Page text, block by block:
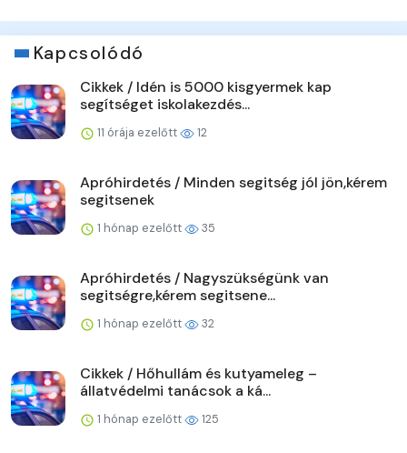
Kapcsolódó
Cikkek / Idén is 5000 kisgyermek kap
segítséget iskolakezdés...
11 órája ezelőtt 12
Apróhirdetés / Minden segitség jól jön,kérem
segitsenek
1 hónap ezelőtt 35
Apróhirdetés / Nagyszükségünk van
segitségre,kérem segitsene...
1 hónap ezelőtt 32
Cikkek / Hőhullám és kutyameleg –
állatvédelmi tanácsok a ká...
1 hónap ezelőtt 125